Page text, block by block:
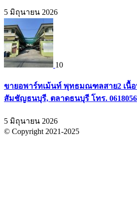
5 มิถุนายน 2026
10
ขายอพาร์ทเม้นท์ พุทธมณฑลสาย2 เนื้อ
สัมชัญธนบุรี, ตลาดธนบุรี โทร.
5 มิถุนายน 2026
© Copyright 2021-2025